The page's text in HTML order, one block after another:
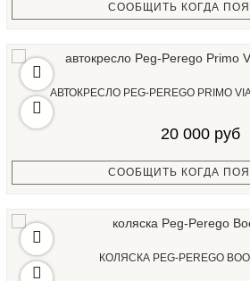
СООБЩИТЬ КОГДА
АВТОКРЕСЛО PEG-PEREGO PRIMO
20 000 руб
СООБЩИТЬ КОГДА
КОЛЯСКА PEG-PEREGO